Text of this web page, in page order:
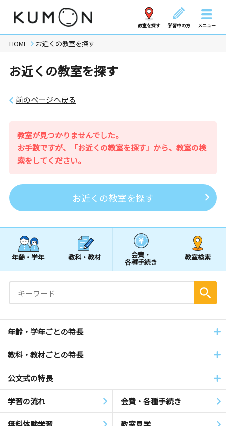
教室を探す 学習中の方 メニュー
HOME お近くの教室を探す
お近くの教室を探す
前のページへ戻る
教室が見つかりませんでした。
お手数ですが、「お近くの教室を探す」から、教室の検
索をしてください。
お近くの教室を探す
年齢・学年 教科・教材 会費・
各種手続き
教室検索
年齢・学年ごとの特長
教科・教材ごとの特長
公文式の特長
学習の流れ 会費・各種手続き